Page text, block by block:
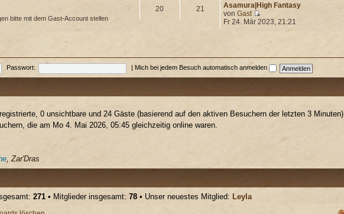
bitte mit dem Gast-Account stellen
20 21
Asamura|High Fantasy
vonGast
Fr 24. Mär 2023, 21:21
Passwort: Mich bei jedem Besuch automatisch anmelden
0 unsichtbare und 24 Gäste (basierend auf den aktiven Besuchern der letzten 3 Minuten)
die am Mo 4. Mai 2026, 05:45 gleichzeitig online waren.
,Zar'Dras
271 • Mitglieder insgesamt:78 • Unser neuestes Mitglied: Leyla